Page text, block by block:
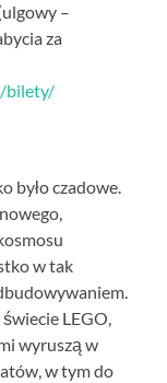
–
za
bilety/
było czadowe.
w tak
LEGO,
wyruszą w
w tym do